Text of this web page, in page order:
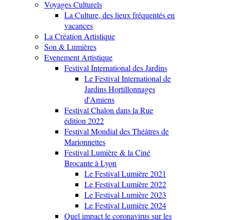
Voyages Culturels
La Culture, des lieux fréquentés en
vacances
La Création Artistique
Son & Lumières
Evenement Artistique
Festival International des Jardins
Le Festival International de
Jardins Hortillonnages
d'Amiens
Festival Chalon dans la Rue
édition 2022
Festival Mondial des Théâtres de
Marionnettes
Festival Lumière & la Ciné
Brocante à Lyon
Le Festival Lumière 2021
Le Festival Lumière 2022
Le Festival Lumière 2023
Le Festival Lumière 2024
Quel impact le coronavirus sur les